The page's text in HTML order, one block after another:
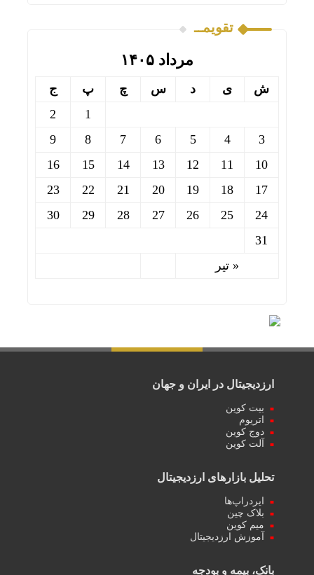
تقویمــ
مرداد ۱۴۰۵
ش ی د س چ پ ج
« تیر
1
2
3
4
5
6
7
8
9
10
11
12
13
14
15
16
17
18
19
20
21
22
23
24
25
26
27
28
29
30
31
ارزدیجیتال در ایران و جهان
بیت کوین
اتریوم
دوج کوین
آلت کوین
تحلیل بازارهای ارزدیجیتال
ایردراپ‌ها
بلاک چین
میم کوین‌
آموزش ارزدیجیتال
بانک، بیمه و بودجه